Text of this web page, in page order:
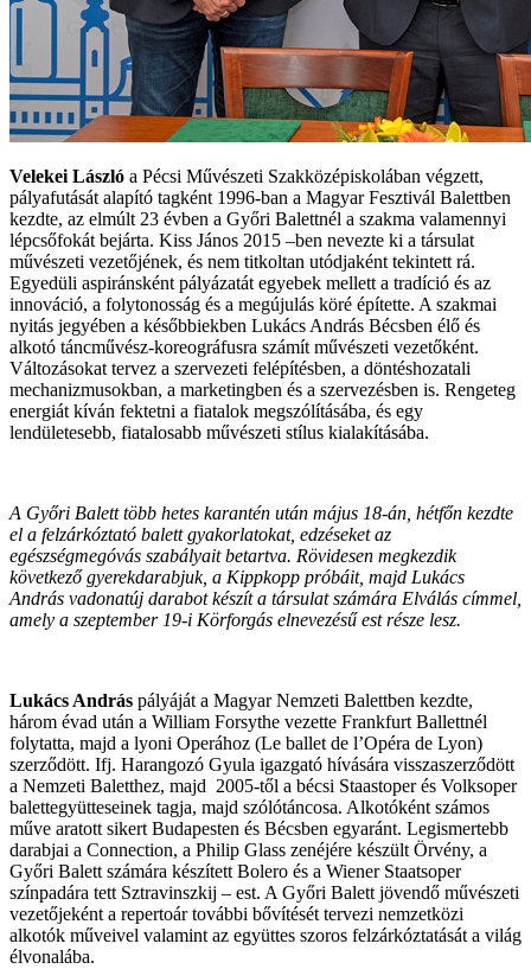
Velekei László a Pécsi Művészeti Szakközépiskolában végzett,
pályafutását alapító tagként 1996-ban a Magyar Fesztivál Balettben
kezdte, az elmúlt 23 évben a Győri Balettnél a szakma valamennyi
lépcsőfokát bejárta. Kiss János 2015 –ben nevezte ki a társulat
művészeti vezetőjének, és nem titkoltan utódjaként tekintett rá.
Egyedüli aspiránsként pályázatát egyebek mellett a tradíció és az
innováció, a folytonosság és a megújulás köré építette. A szakmai
nyitás jegyében a későbbiekben Lukács András Bécsben élő és
alkotó táncművész-koreográfusra számít művészeti vezetőként.
Változásokat tervez a szervezeti felépítésben, a döntéshozatali
mechanizmusokban, a marketingben és a szervezésben is. Rengeteg
energiát kíván fektetni a fiatalok megszólításába, és egy
lendületesebb, fiatalosabb művészeti stílus kialakításába.
A Győri Balett több hetes karantén után május 18-án, hétfőn kezdte
el a felzárkóztató balett gyakorlatokat, edzéseket az
egészségmegóvás szabályait betartva. Rövidesen megkezdik
következő gyerekdarabjuk, a Kippkopp próbáit, majd Lukács
András vadonatúj darabot készít a társulat számára Elválás címmel,
amely a szeptember 19-i Körforgás elnevezésű est része lesz.
Lukács András pályáját a Magyar Nemzeti Balettben kezdte,
három évad után a William Forsythe vezette Frankfurt Ballettnél
folytatta, majd a lyoni Operához (Le ballet de l’Opéra de Lyon)
szerződött. Ifj. Harangozó Gyula igazgató hívására visszaszerződött
a Nemzeti Baletthez, majd 2005-től a bécsi Staastoper és Volksoper
balettegyütteseinek tagja, majd szólótáncosa. Alkotóként számos
műve aratott sikert Budapesten és Bécsben egyaránt. Legismertebb
darabjai a Connection, a Philip Glass zenéjére készült Örvény, a
Győri Balett számára készített Bolero és a Wiener Staatsoper
színpadára tett Sztravinszkij – est. A Győri Balett jövendő művészeti
vezetőjeként a repertoár további bővítését tervezi nemzetközi
alkotók műveivel valamint az együttes szoros felzárkóztatását a világ
élvonalába.